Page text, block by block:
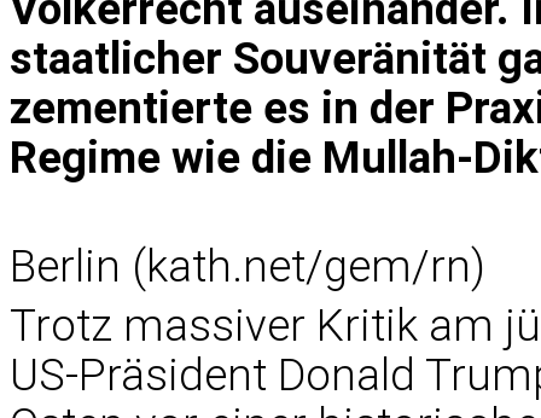
staatlicher Souveränität
zementierte es in der
Regime wie die Mullah-
Berlin (kath.net/gem/rn)
Trotz massiver Kritik am
US-Präsident Donald